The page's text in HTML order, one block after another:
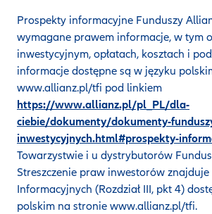
Prospekty informacyjne Funduszy
wymagane prawem informacje, w tym
inwestycyjnym, opłatach, kosztach i
informacje dostępne są w języku
www.allianz.pl/tfi pod linkiem
https://www.allianz.pl/pl_PL/dla-
ciebie/dokumenty/dokumenty-
inwestycyjnych.html#prospekty-
Towarzystwie i u dystrybutorów
Streszczenie praw inwestorów
Informacyjnych (Rozdział III, pkt 4)
polskim na stronie www.allianz.pl/tfi.